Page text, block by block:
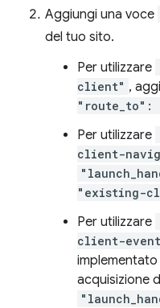
Aggiungi una voce
del tuo sito.
Per utilizzare
client" ,
Per utilizzare
client-
"existing-
Per utilizzare
client-
acquisizione